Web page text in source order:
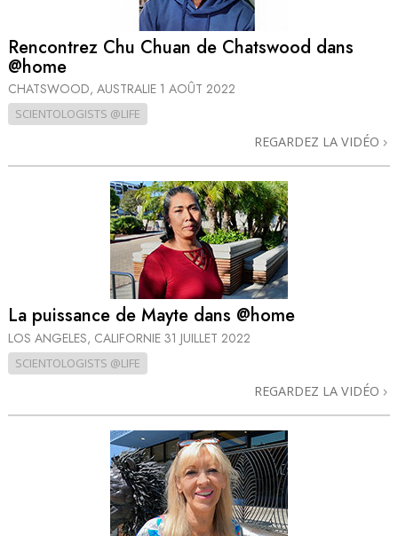
Rencontrez Chu Chuan de Chatswood dans
@home
CHATSWOOD, AUSTRALIE 1 AOÛT 2022
SCIENTOLOGISTS @LIFE
REGARDEZ LA VIDÉO
La puissance de Mayte dans @home
LOS ANGELES, CALIFORNIE 31 JUILLET 2022
SCIENTOLOGISTS @LIFE
REGARDEZ LA VIDÉO